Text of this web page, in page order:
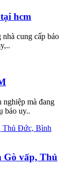
hcm
cung cấp bảo
nghiệp mà đang
bảo uy..
Gò vấp, Thủ